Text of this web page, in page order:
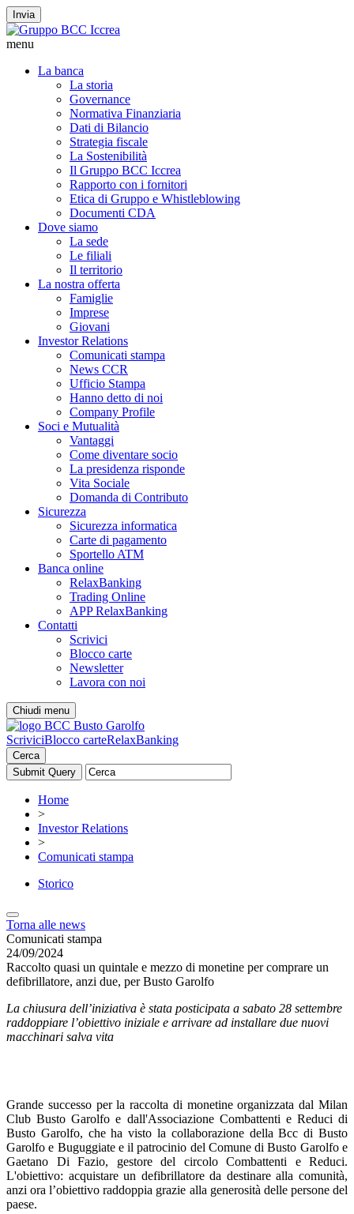
Invia
menu
La banca
La storia
Governance
Normativa Finanziaria
Dati di Bilancio
Strategia fiscale
La Sostenibilità
Il Gruppo BCC Iccrea
Rapporto con i fornitori
Etica di Gruppo e Whistleblowing
Documenti CDA
Dove siamo
La sede
Le filiali
Il territorio
La nostra offerta
Famiglie
Imprese
Giovani
Investor Relations
Comunicati stampa
News CCR
Ufficio Stampa
Hanno detto di noi
Company Profile
Soci e Mutualità
Vantaggi
Come diventare socio
La presidenza risponde
Vita Sociale
Domanda di Contributo
Sicurezza
Sicurezza informatica
Carte di pagamento
Sportello ATM
Banca online
RelaxBanking
Trading Online
APP RelaxBanking
Contatti
Scrivici
Blocco carte
Newsletter
Lavora con noi
Chiudi menu
ScriviciBlocco carteRelaxBanking
Cerca
Home
>
Investor Relations
>
Comunicati stampa
Storico
Torna alle news
Comunicati stampa
24/09/2024
Raccolto quasi un quintale e mezzo di monetine per comprare un
defibrillatore, anzi due, per Busto Garolfo
La chiusura dell’iniziativa è stata posticipata a sabato 28 settembre
raddoppiare l’obiettivo iniziale e arrivare ad installare due nuovi
macchinari salva vita
Grande successo per la raccolta di monetine organizzata dal Milan
Club Busto Garolfo e dall'Associazione Combattenti e Reduci di
Busto Garolfo, che ha visto la collaborazione della Bcc di Busto
Garolfo e Buguggiate e il patrocinio del Comune di Busto Garolfo e
Gaetano Di Fazio, gestore del circolo Combattenti e Reduci.
L'obiettivo: acquistare un defibrillatore da destinare alla comunità,
anzi ora l’obiettivo raddoppia grazie alla generosità delle persone del
paese.